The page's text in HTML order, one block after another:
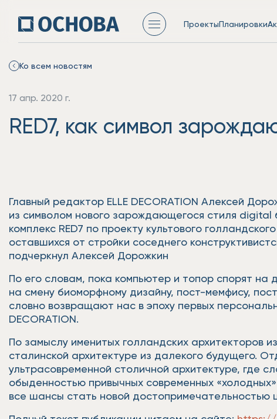
ПроектыПланировки
Ко всем новостям
17 апр. 2020 г.
RED7, как символ
Главный редактор ELLE DECORATION Алексей
из символом нового зарождающегося стиля digital
комплекс RED7 по проекту культового
оставшихся от стройки соседнего
подчеркнул Алексей Дорожкин
По его словам, пока компьютер и топор спорят
на смену биоморфному дизайну, пост-мемфису,
словно возвращают нас в эпоху первых
DECORATION.
По замыслу именитых голландских архитекторов
сталинской архитектуре из далекого будущего.
ультрасовременной столичной архитектуре, где
обыденностью привычных современных
все шансы стать новой достопримечательностью